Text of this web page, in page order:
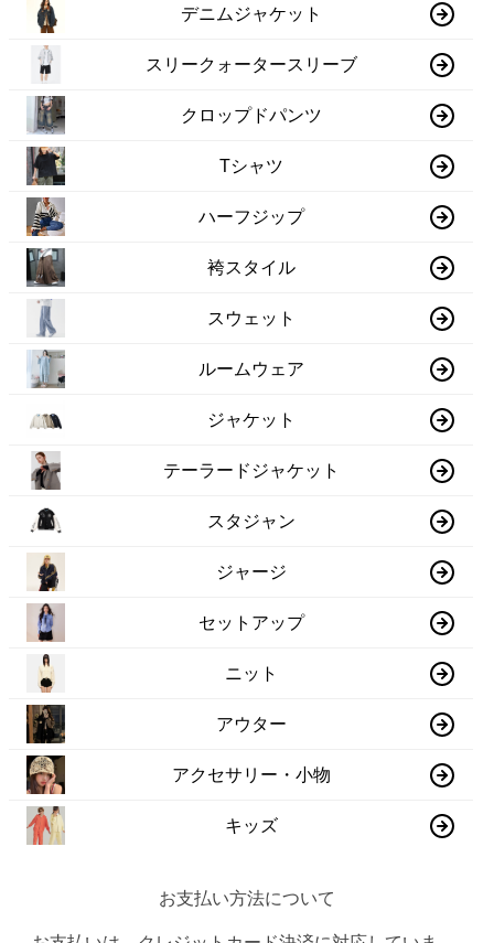
デニムジャケット
スリークォータースリーブ
クロップドパンツ
Tシャツ
ハーフジップ
袴スタイル
スウェット
ルームウェア
ジャケット
テーラードジャケット
スタジャン
ジャージ
セットアップ
ニット
アウター
アクセサリー・小物
キッズ
お支払い方法について